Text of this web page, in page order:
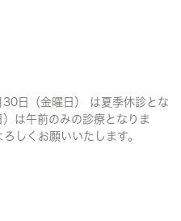
日（金曜日） は夏季休診とな
は午前のみの診療となりま
しくお願いいたします。